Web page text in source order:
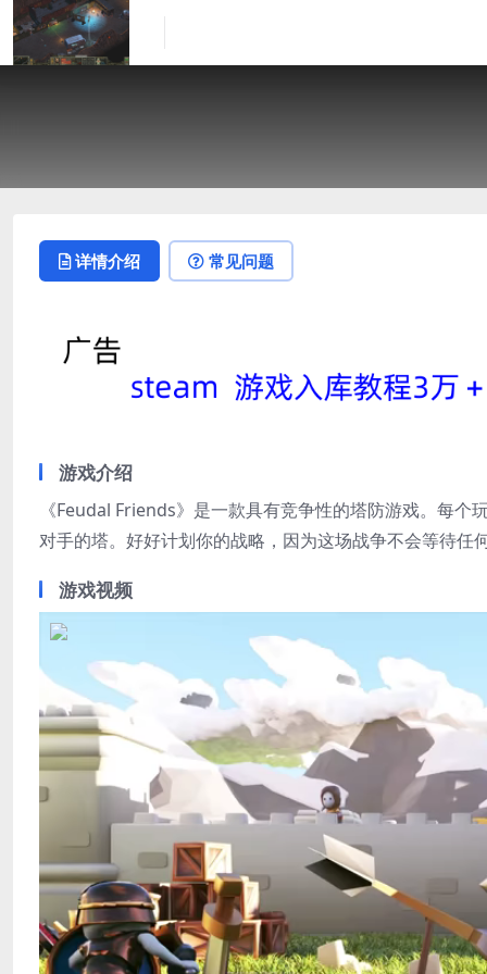
详情介绍 常见问题
游戏介绍
《Feudal Friends》是一款具有竞争性的塔防游戏。每
对手的塔。好好计划你的战略，因为这场战争不会等待任
游戏视频